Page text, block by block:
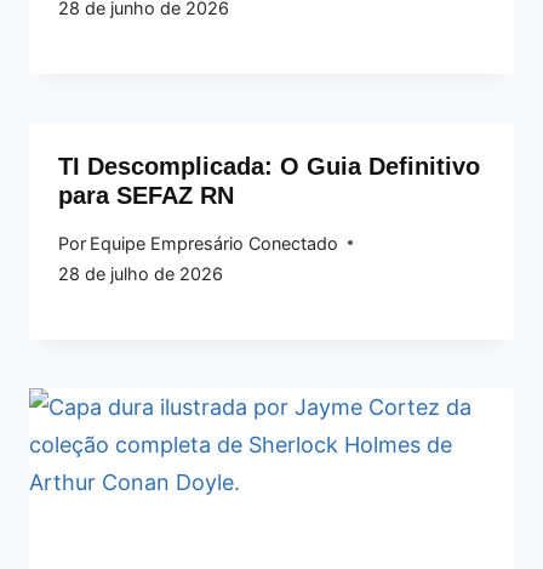
28 de junho de 2026
TI Descomplicada: O Guia Definitivo
para SEFAZ RN
Por Equipe Empresário Conectado
28 de julho de 2026